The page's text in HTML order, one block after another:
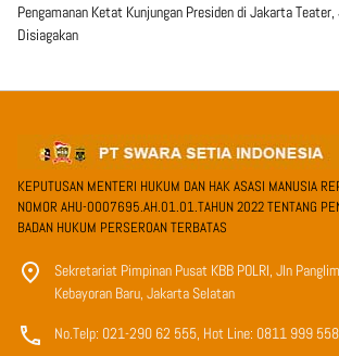
Pengamanan Ketat Kunjungan Presiden di Jakarta
Disiagakan
KEPUTUSAN MENTERI HUKUM DAN HAK ASASI MANUSIA
NOMOR AHU-0007695.AH.01.01.TAHUN 2022 TENTANG
BADAN HUKUM PERSEROAN TERBATAS
Sekretariat Pimpinan Pusat KBB POLRI, Jln
Kebayoran Baru, Jakarta Selatan
No.Telp: 021-290 62 555, Hot Line: 0811 999 558